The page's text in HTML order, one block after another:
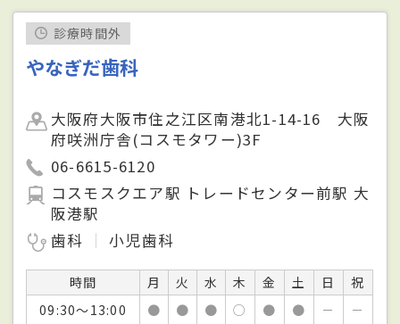
診療時間外
やなぎだ歯科
大阪府大阪市住之江区南港北1-14-16 大阪
府咲洲庁舎(コスモタワー)3F
06-6615-6120
コスモスクエア駅 トレードセンター前駅 大
阪港駅
歯科
小児歯科
時間 月 火 水 木 金 土 日
祝
09:30～13:00
● ● ● ○ ● ● － －